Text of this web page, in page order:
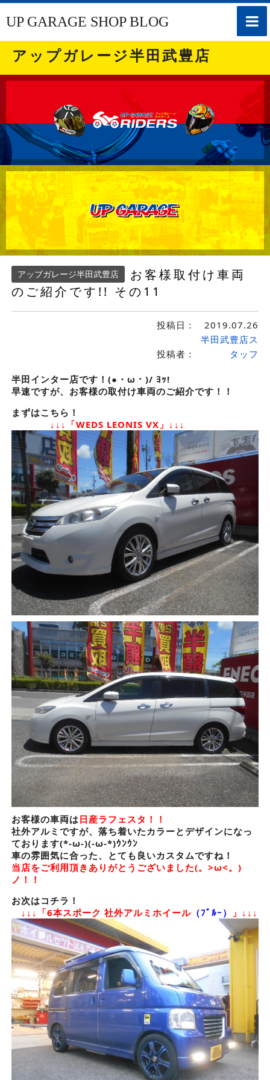
toggle
UP GARAGE SHOP BLOG
アップガレージ半田武豊店
アップガレージ半田武豊店
お客様取付け車両
のご紹介です!! その11
投稿日： 2019.07.26
投稿者：
半田武豊店ス
タッフ
半田インター店です！(●・ω・)/ ﾖｯ!
早速ですが、お客様の取付け車両のご紹介です！！
まずはこちら！
↓↓↓「WEDS LEONIS VX」↓↓↓
お客様の車両は日産ラフェスタ！！
社外アルミですが、落ち着いたカラーとデザインになっ
ております(*-ω-)(-ω-*)ｳﾝｳﾝ
車の雰囲気に合った、とても良いカスタムですね！
当店をご利用頂きありがとうございました(。>ω<。)
ノ！！
お次はコチラ！
↓↓↓「6本スポーク 社外アルミホイール（ﾌﾞﾙｰ） 」↓↓↓